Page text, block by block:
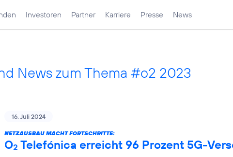
Investoren Partner Karriere Presse News
News zum Thema #o2 2023
16. Juli 2024
NETZAUSBAU MACHT FORTSCHRITTE:
O2 Telefónica erreicht 96 Prozent 5G-